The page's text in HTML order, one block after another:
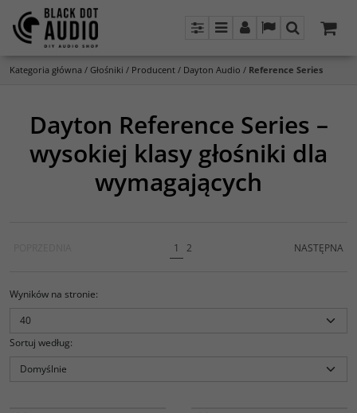
PanelMenuPanel LangSzukaj
Kategoria główna / Głośniki / Producent / Dayton Audio / Reference Series
Dayton Reference Series –
wysokiej klasy głośniki dla
wymagających
1 2 NASTĘPNA
Wyników na stronie:
Sortuj według: